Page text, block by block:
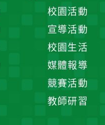
校園活動
宣導活動
校園生活
媒體報導
競賽活動
教師研習